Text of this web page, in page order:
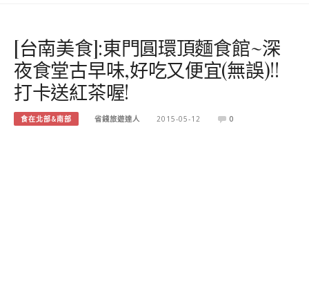
[台南美食]:東門圓環頂麵食館~深
夜食堂古早味,好吃又便宜(無誤)!!
打卡送紅茶喔!
食在北部&南部 省錢旅遊達人 2015-05-12 0